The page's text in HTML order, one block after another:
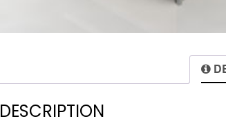
DESCRIPTION